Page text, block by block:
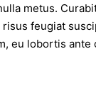
metus.
feugiat
lobortis